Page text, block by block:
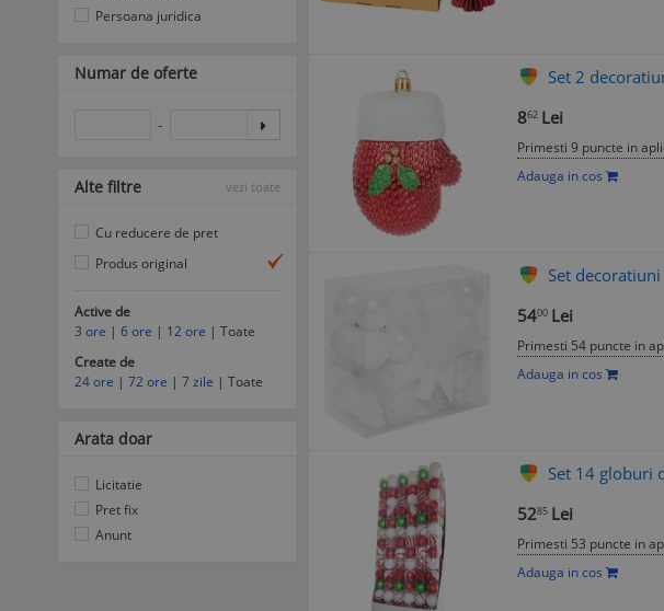
Set 2
862 Lei
Primesti 9 puncte in
Adauga in cos
Set
5400 Lei
Primesti 54 puncte in
Adauga in cos
Set 14 globuri
5285 Lei
Primesti 53 puncte in
Adauga in cos
Persoana juridica
Numar de oferte
-
Alte filtre vezi toate
Cu reducere de pret
Produs original
Active de
3 ore | 6 ore | 12 ore | Toate
Create de
24 ore | 72 ore | 7 zile | Toate
Arata doar
Licitatie
Pret fix
Anunt